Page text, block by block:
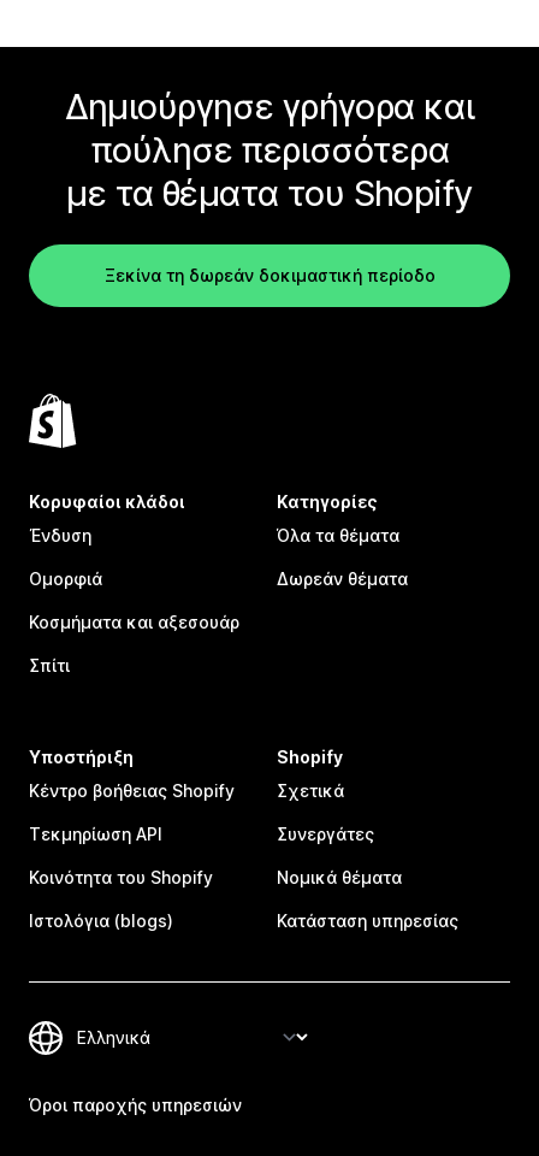
Δημιούργησε γρήγορα και
πούλησε περισσότερα
με τα θέματα του Shopify
Ξεκίνα τη δωρεάν δοκιμαστική περίοδο
Κορυφαίοι κλάδοι
Ένδυση
Ομορφιά
Κοσμήματα και αξεσουάρ
Σπίτι
Κατηγορίες
Όλα τα θέματα
Δωρεάν θέματα
Υποστήριξη
Κέντρο βοήθειας Shopify
Τεκμηρίωση API
Κοινότητα του Shopify
Ιστολόγια (blogs)
Shopify
Σχετικά
Συνεργάτες
Νομικά θέματα
Κατάσταση υπηρεσίας
Όροι παροχής υπηρεσιών